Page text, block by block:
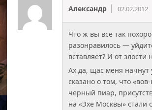
Александр 02.02.2012
Что ж вы все так
разонравилось —
вставляет? И от
Ах да, щас меня начнут
сказано о том, что
черный пиар,
на «Эхе Москвы» стали